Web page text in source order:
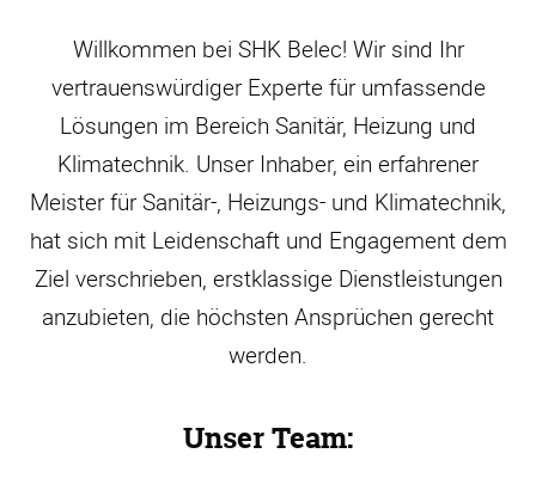
Willkommen bei SHK Belec! Wir sind Ihr
vertrauenswürdiger Experte für umfassende
Lösungen im Bereich Sanitär, Heizung und
Klimatechnik. Unser Inhaber, ein erfahrener
Meister für Sanitär-, Heizungs- und Klimatechnik,
hat sich mit Leidenschaft und Engagement dem
Ziel verschrieben, erstklassige Dienstleistungen
anzubieten, die höchsten Ansprüchen gerecht
werden.
Unser Team: